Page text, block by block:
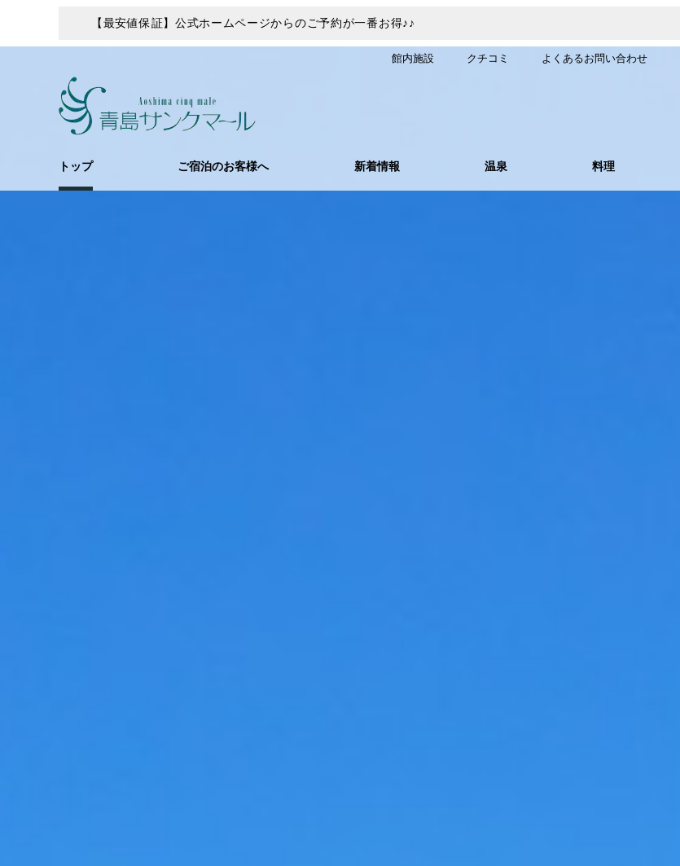
【最安値保証】公式ホームページからのご予約が一番お得♪♪
館内施設 クチコミ よくあるお問い合わせ
トップ ご宿泊のお客様へ 新着情報 温泉 料理